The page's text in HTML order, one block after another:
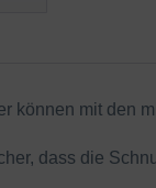
können mit den
dass die